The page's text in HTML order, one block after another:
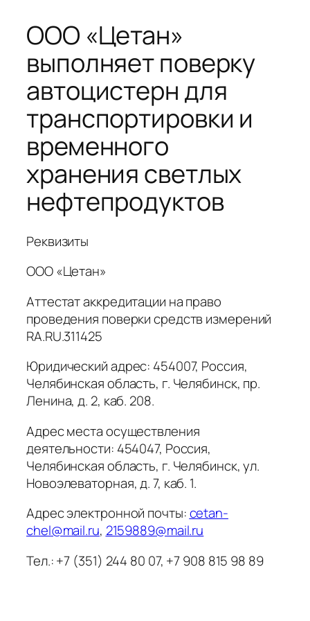
Перейти
содержимому
ООО «Цетан»
выполняет поверку
автоцистерн для
транспортировки и
временного
хранения светлых
нефтепродуктов
Реквизиты
ООО «Цетан»
Аттестат аккредитации на право
проведения поверки средств измерений
RA.RU.311425
Юридический адрес: 454007, Россия,
Челябинская область, г. Челябинск, пр.
Ленина, д. 2, каб. 208.
Адрес места осуществления
деятельности: 454047, Россия,
Челябинская область, г. Челябинск, ул.
Новоэлеваторная, д. 7, каб. 1.
Адрес электронной почты:cetan-
chel@mail.ru, 2159889@mail.ru
Тел.: +7 (351) 244 80 07, +7 908 815 98 89